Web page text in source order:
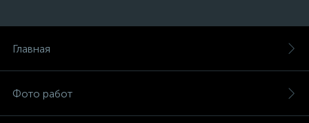
Главная
Фото работ